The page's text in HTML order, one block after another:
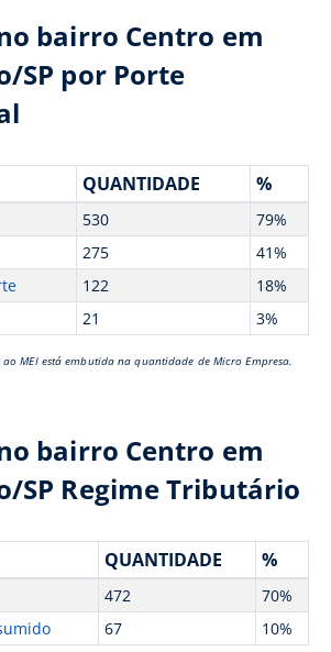
bairro Centro em
SP por Porte
QUANTIDADE %
530
79%
275
41%
122
18%
21 3%
MEI está embutida na quantidade de Micro Empresa.
bairro Centro em
SP Regime Tributário
QUANTIDADE %
472
70%
67 10%